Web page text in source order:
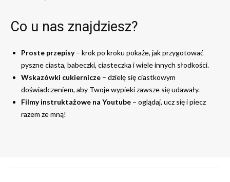
Co u nas znajdziesz?
Proste przepisy– krok po kroku pokaże, jak przygotować
pyszne ciasta, babeczki, ciasteczka i wiele innych słodkości.
Wskazówki cukiernicze – dzielę się ciastkowym
doświadczeniem, aby Twoje wypieki zawsze się udawały.
Filmy instruktażowe na Youtube – oglądaj, ucz się i piecz
razem ze mną!